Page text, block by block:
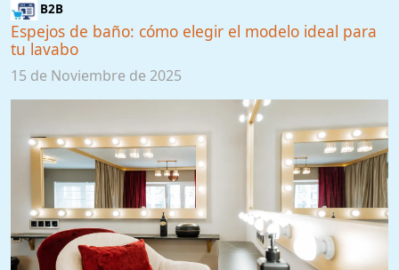
B2B
Espejos de baño: cómo elegir el modelo ideal para
tu lavabo
15 de Noviembre de 2025